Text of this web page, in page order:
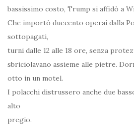
bassissimo costo, Trump si affidò a
Che importò duecento operai dalla
sottopagati,
turni dalle 12 alle 18 ore, senza
sbriciolavano assieme alle pietre.
otto in un motel.
I polacchi distrussero anche due
alto
pregio.